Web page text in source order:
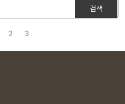
검색
2 3